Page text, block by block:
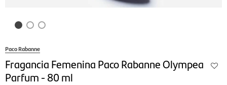
Paco Rabanne
Fragancia Femenina Paco Rabanne Olympea
Parfum - 80 ml